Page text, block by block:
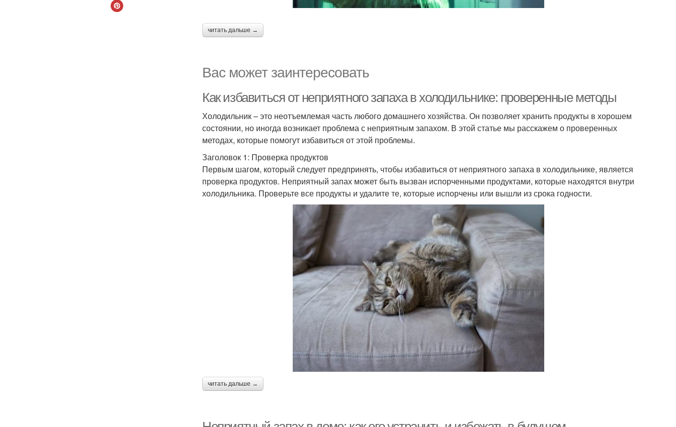
читать дальше →
Вас может заинтересовать
Как избавиться от неприятного запаха в холодильнике: проверенные методы
Холодильник – это неотъемлемая часть любого домашнего хозяйства. Он позволяет хранить продукты в хорошем
состоянии, но иногда возникает проблема с неприятным запахом. В этой статье мы расскажем о проверенных
методах, которые помогут избавиться от этой проблемы.
Заголовок 1: Проверка продуктов
Первым шагом, который следует предпринять, чтобы избавиться от неприятного запаха в холодильнике, является
проверка продуктов. Неприятный запах может быть вызван испорченными продуктами, которые находятся внутри
холодильника. Проверьте все продукты и удалите те, которые испорчены или вышли из срока годности.
читать дальше →